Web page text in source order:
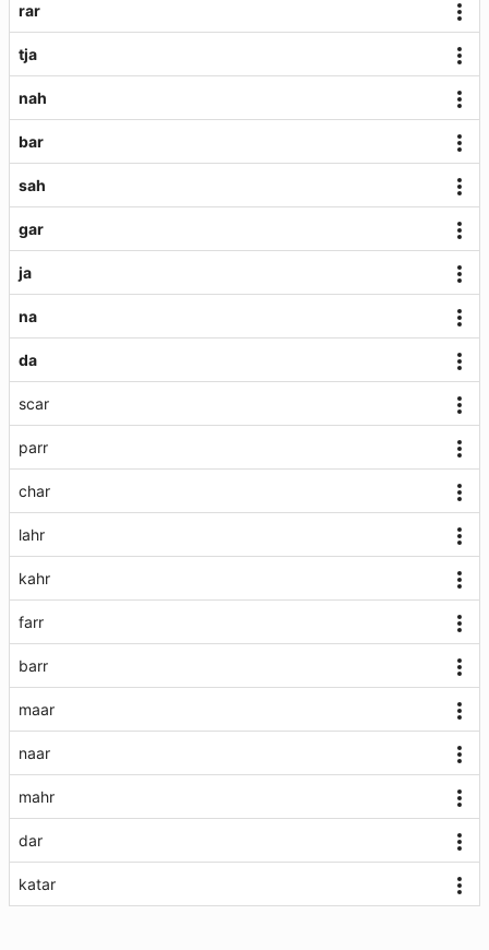
rar
tja
nah
bar
sah
gar
ja
na
da
scar
parr
char
lahr
kahr
farr
barr
maar
naar
mahr
dar
katar